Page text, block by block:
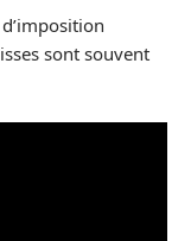
sont souvent